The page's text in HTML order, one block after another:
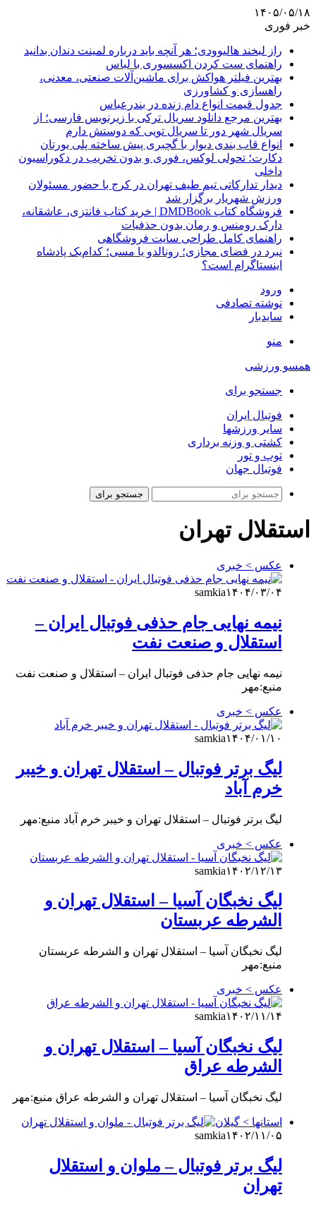
۱۴۰۵/۰۵/۱۸
خبر فوری
راز لبخند هالیوودی؛ هر آنچه باید درباره لمینت دندان بدانید
راهنمای ست کردن اکسسوری با لباس
بهترین فیلتر هواکش برای ماشین‌آلات صنعتی، معدنی،
راهسازی و کشاورزی
جدول قیمت انواع دام زنده در بندرعباس
بهترین مرجع دانلود سریال ترکی با زیرنویس فارسی؛ از
سریال شهر دور تا سریال تویی که دوستش دارم
انواع قاب بندی دیوار با گچبری پیش ساخته پلی یورتان
دکارت؛ تحولی لوکس، فوری و بدون تخریب در دکوراسیون
داخلی
دیدار تدارکاتی تیم طیف تهران در کرج با حضور مسئولان
ورزش شهریار برگزار شد
فروشگاه کتاب DMDBook | خرید کتاب فانتزی، عاشقانه،
دارک رومنس و رمان بدون حذفیات
راهنمای کامل طراحی سایت فروشگاهی
نبرد در فضای مجازی؛ رونالدو یا مسی؛ کدام‌یک پادشاه
اینستاگرام است؟
ورود
نوشته تصادفی
سایدبار
منو
همسو ورزشی
جستجو برای
فوتبال ایران
سایر ورزشها
کشتی و وزنه برداری
توپ و تور
فوتبال جهان
جستجو برای
استقلال تهران
عکس > خبری
samkia۱۴۰۴/۰۳/۰۴
نیمه نهایی جام حذفی فوتبال ایران –
استقلال و صنعت نفت
نیمه نهایی جام حذفی فوتبال ایران – استقلال و صنعت نفت
منبع:مهر
عکس > خبری
samkia۱۴۰۴/۰۱/۱۰
لیگ برتر فوتبال – استقلال تهران و خیبر
خرم آباد
لیگ برتر فوتبال – استقلال تهران و خیبر خرم آباد منبع:مهر
عکس > خبری
samkia۱۴۰۲/۱۲/۱۳
لیگ نخبگان آسیا – استقلال تهران و
الشرطه عربستان
لیگ نخبگان آسیا – استقلال تهران و الشرطه عربستان
منبع:مهر
عکس > خبری
samkia۱۴۰۲/۱۱/۱۴
لیگ نخبگان آسیا – استقلال تهران و
الشرطه عراق
لیگ نخبگان آسیا – استقلال تهران و الشرطه عراق منبع:مهر
استانها > گیلان
samkia۱۴۰۲/۱۱/۰۵
لیگ برتر فوتبال – ملوان و استقلال
تهران